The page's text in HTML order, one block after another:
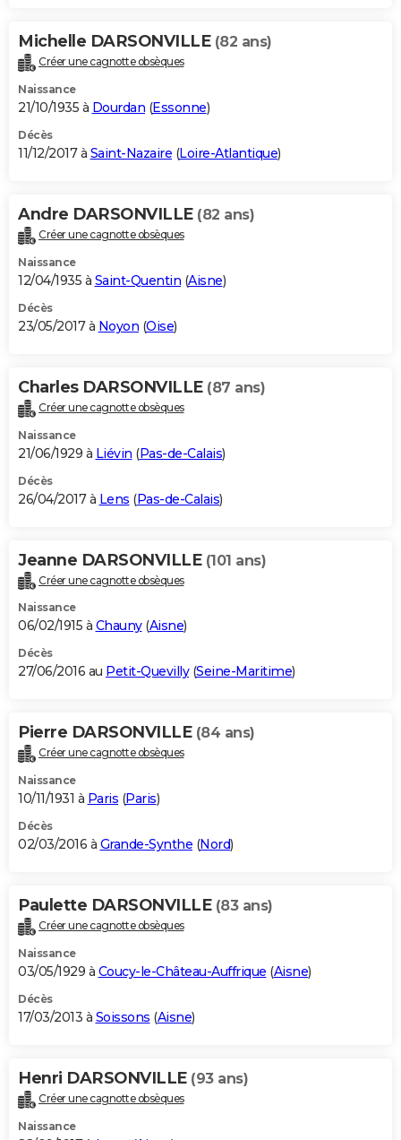
Michelle DARSONVILLE (82 ans)
Créer une cagnotte obsèques
Naissance
21/10/1935 à Dourdan (Essonne)
Décès
11/12/2017 à Saint-Nazaire (Loire-Atlantique)
Andre DARSONVILLE (82 ans)
Créer une cagnotte obsèques
Naissance
12/04/1935 à Saint-Quentin (Aisne)
Décès
23/05/2017 à Noyon (Oise)
Charles DARSONVILLE (87 ans)
Créer une cagnotte obsèques
Naissance
21/06/1929 à Liévin (Pas-de-Calais)
Décès
26/04/2017 à Lens (Pas-de-Calais)
Jeanne DARSONVILLE (101 ans)
Créer une cagnotte obsèques
Naissance
06/02/1915 à Chauny(Aisne)
Décès
27/06/2016 au Petit-Quevilly(Seine-Maritime)
Pierre DARSONVILLE (84 ans)
Créer une cagnotte obsèques
Naissance
10/11/1931 à Paris (Paris)
Décès
02/03/2016 à Grande-Synthe (Nord)
Paulette DARSONVILLE (83 ans)
Créer une cagnotte obsèques
Naissance
03/05/1929 à Coucy-le-Château-Auffrique (Aisne)
Décès
17/03/2013 à Soissons (Aisne)
Henri DARSONVILLE (93 ans)
Créer une cagnotte obsèques
Naissance